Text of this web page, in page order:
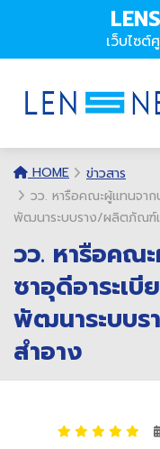
เว็บไซ
HOME
ข่าวสาร
วว. หารือคณะผู้แทนจาก
พัฒนาระบบราง/ผลิตภัณฑ์
วว. หารือคณ
ซาอุดีอาระเ
พัฒนาระบบ
สำอาง